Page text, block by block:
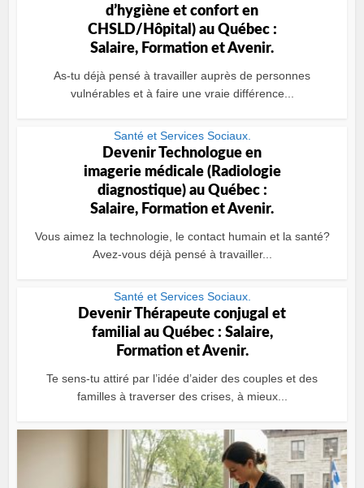
dʼhygiène et confort en
CHSLD/Hôpital) au Québec :
Salaire, Formation et Avenir.
As-tu déjà pensé à travailler auprès de personnes
vulnérables et à faire une vraie différence...
Santé et Services Sociaux.
Devenir Technologue en
imagerie médicale (Radiologie
diagnostique) au Québec :
Salaire, Formation et Avenir.
Vous aimez la technologie, le contact humain et la santé?
Avez-vous déjà pensé à travailler...
Santé et Services Sociaux.
Devenir Thérapeute conjugal et
familial au Québec : Salaire,
Formation et Avenir.
Te sens-tu attiré par l’idée d’aider des couples et des
familles à traverser des crises, à mieux...